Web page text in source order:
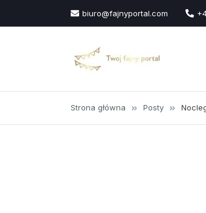
do
biuro@fajnyportal.com
Strona główna Posty